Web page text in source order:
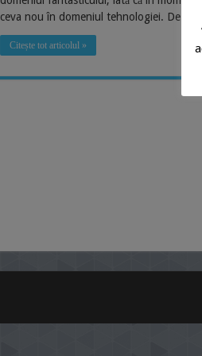
ceva nou în domeniul tehnologiei. De
Citește tot articolul »